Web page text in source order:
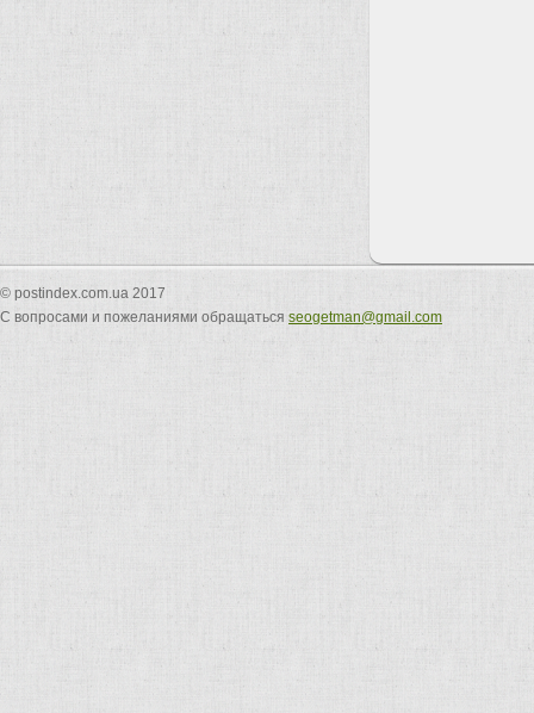
© postindex.com.ua 2017
С вопросами и пожеланиями обращаться seogetman@gmail.com